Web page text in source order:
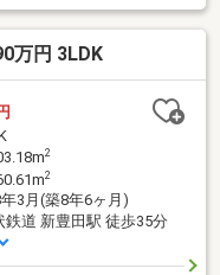
／＞＞
マイホー
談可能なのでご相談く
万円 3LDK
2
2
3月(築8年6ヶ月)
鉄道 新豊田駅 徒歩35分